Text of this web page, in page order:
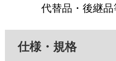
代替品・後継
仕様・規格